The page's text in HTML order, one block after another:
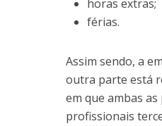
horas extras;
férias.
Assim sendo, a
outra parte está
em que ambas
profissionais